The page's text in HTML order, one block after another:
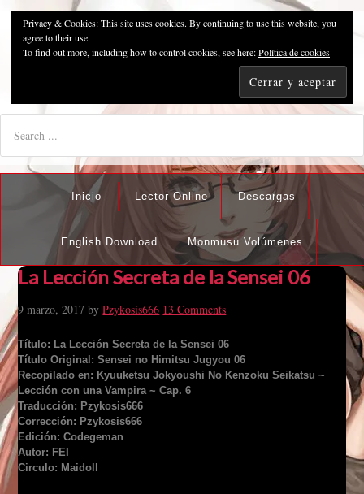
Pzykosis666HFansub
"I'm the best there is at what I do, but what I do best isn't very
Inicio Lector Online Descargas
English Download Monmusu Volúmenes
La Lección Secreta de la Sensei 06
9 marzo, 2017 byPzykosis666 13 Comments
Título: La Lección Secreta de la Sensei 06
Título Original: Sensei no Himitsu Jugyou 06
Recopilado en: Kyuuketsu Jokyoushi No Kenzoku Seikatsu ~
Lección con una Vampira ~ Cap. 6
Traducción: Pzykosis666
Corrección: Pzykosis666
Edición: Codegeman
Autor: FEI
Circulo: Maidoll
Privacy & Cookies: This site uses cookies. By continuing to use this website, you
agree to their use.
To find out more, including how to control cookies, see here:Política de cookies